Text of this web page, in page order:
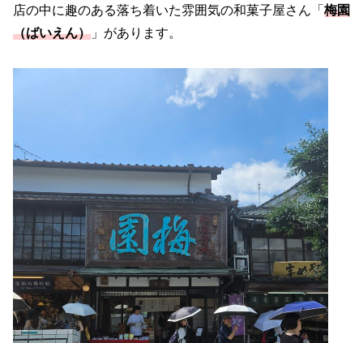
店の中に趣のある落ち着いた雰囲気の和菓子屋さん「 梅園
（ばいえん） 」があります。